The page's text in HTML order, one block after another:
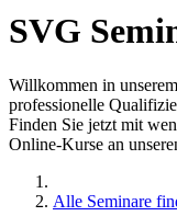
SVG
Willkommen in
professionelle
Finden Sie jetzt mit
Online-Kurse an
Alle Seminare